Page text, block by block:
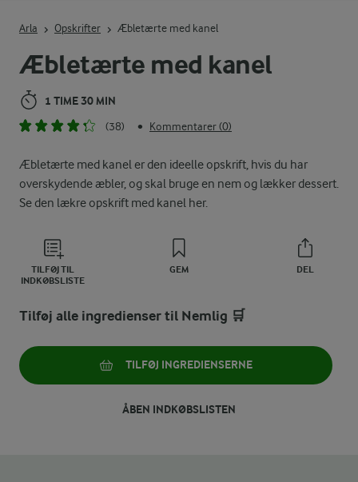
Æbletærte med kanel
1 TIME 30 MIN
(38) • Kommentarer (0)
Æbletærte med kanel er den ideelle opskrift, hvis du har
overskydende æbler, og skal bruge en nem og lækker dessert.
Se den lækre opskrift med kanel her.
TILFØJ TIL
INDKØBSLISTE
GEM DEL
Arla Opskrifter Æbletærte med kanel
Tilføj alle ingredienser til Nemlig 🛒
TILFØJ INGREDIENSERNE
ÅBEN INDKØBSLISTEN